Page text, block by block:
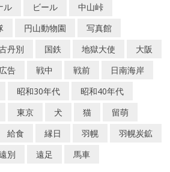
ル ビール
中山峠
円山動物園
写真館
丹別 国鉄 地獄大使
大阪
広告 戦中 戦前
日南海岸
昭和30年代
昭和40年代
東京 犬 猫
留萌
給食 縁日 羽幌
羽幌炭鉱
別 遠足 馬車